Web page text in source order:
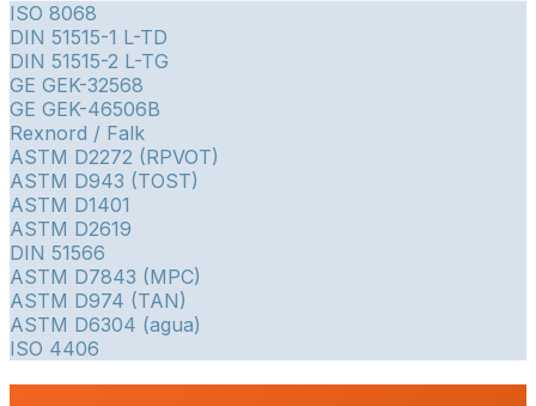
ISO 8068
DIN 51515-1 L-TD
DIN 51515-2 L-TG
GE GEK-32568
GE GEK-46506B
Rexnord / Falk
ASTM D2272 (RPVOT)
ASTM D943 (TOST)
ASTM D1401
ASTM D2619
DIN 51566
ASTM D7843 (MPC)
ASTM D974 (TAN)
ASTM D6304 (agua)
ISO 4406